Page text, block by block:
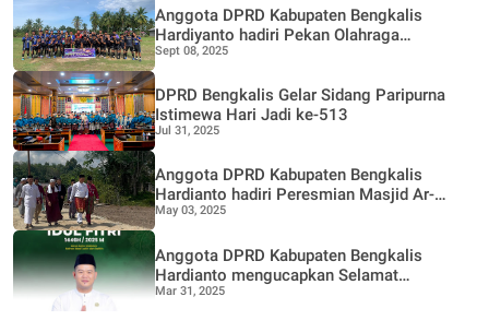
Anggota DPRD Kabupaten Bengkalis
Hardiyanto hadiri Pekan Olahraga
Masyarakat (POM) Desa Pangkalan Nyirih
Sept 08, 2025
DPRD Bengkalis Gelar Sidang Paripurna
Istimewa Hari Jadi ke-513
Jul 31, 2025
Anggota DPRD Kabupaten Bengkalis
Hardianto hadiri Peresmian Masjid Ar-
Ridwan Desa Pangkalan Nyirih
May 03, 2025
Anggota DPRD Kabupaten Bengkalis
Hardianto mengucapkan Selamat
merayakan Hari Raya Aidil Fitri 1446 H
Mar 31, 2025